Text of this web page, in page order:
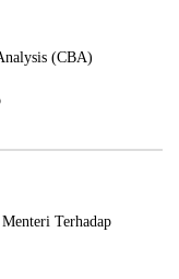
(CBA)
Terhadap